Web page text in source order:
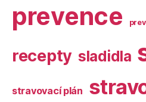
prevence
recepty sladidla
stravovací plán